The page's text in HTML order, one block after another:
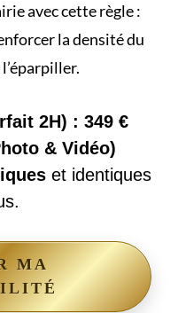
avec cette règle :
la densité du
2H) : 349 €
& Vidéo)
et identiques
MA